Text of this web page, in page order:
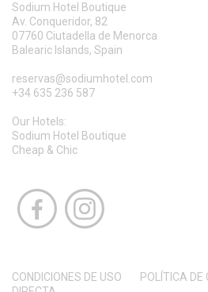
Sodium Hotel Boutique
Av. Conqueridor, 82
07760 Ciutadella de Menorca
Balearic Islands, Spain
reservas@sodiumhotel.com
+34 635 236 587
Our Hotels:
Sodium Hotel Boutique
Cheap & Chic
CONDICIONES DE USO POLÍTICA DE